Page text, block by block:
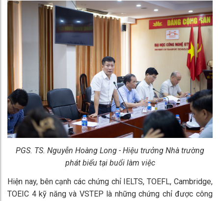
PGS. TS. Nguyễn Hoàng Long - Hiệu trưởng Nhà trường
phát biểu tại buổi làm việc
Hiện nay, bên cạnh các chứng chỉ IELTS, TOEFL, Cambridge,
TOEIC 4 kỹ năng và VSTEP là những chứng chỉ được công